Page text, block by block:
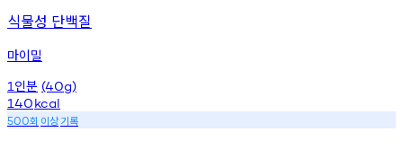
식물성 단백질
마이밀
1 인분 (40g)
140kcal
500회 이상기록